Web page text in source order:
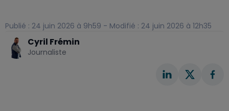
Publié : 24 juin 2026 à 9h59 - Modifié : 24 juin 2026 à 12h35
Cyril Frémin
Journaliste